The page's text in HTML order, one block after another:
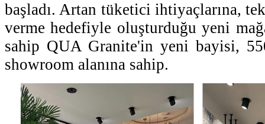
başladı. Artan tüketici ihtiyaçlarına,
verme hedefiyle oluşturduğu yeni
sahip QUA Granite'in yeni bayisi,
showroom alanına sahip.